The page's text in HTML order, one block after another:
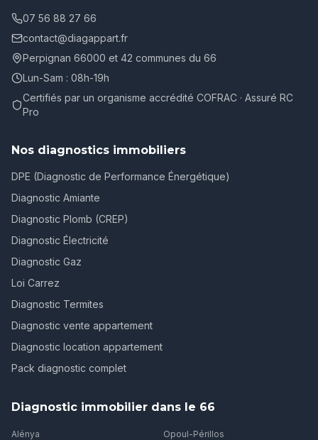
07 56 88 27 66
contact@diagappart.fr
Perpignan 66000 et 42 communes du 66
Lun-Sam : 08h-19h
Certifiés par un organisme accrédité COFRAC · Assuré RC
Pro
Nos diagnostics immobiliers
DPE (Diagnostic de Performance Énergétique)
Diagnostic Amiante
Diagnostic Plomb (CREP)
Diagnostic Électricité
Diagnostic Gaz
Loi Carrez
Diagnostic Termites
Diagnostic vente appartement
Diagnostic location appartement
Pack diagnostic complet
Diagnostic immobilier dans le 66
Alénya
Opoul-Périllos